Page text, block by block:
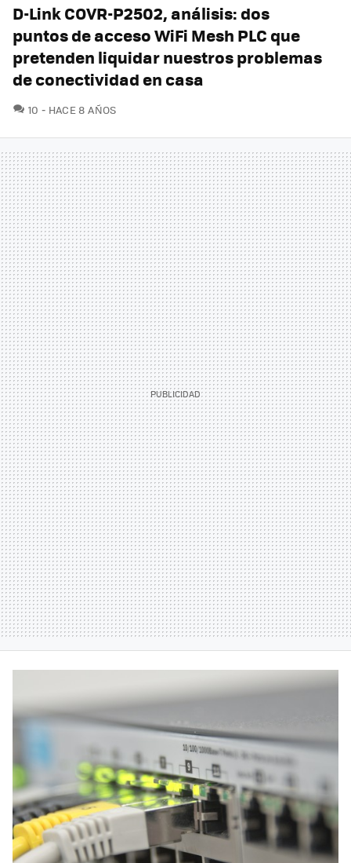
D-Link COVR-P2502, análisis: dos
puntos de acceso WiFi Mesh PLC que
pretenden liquidar nuestros problemas
de conectividad en casa
10 COMENTARIOS
HACE 8 AÑOS